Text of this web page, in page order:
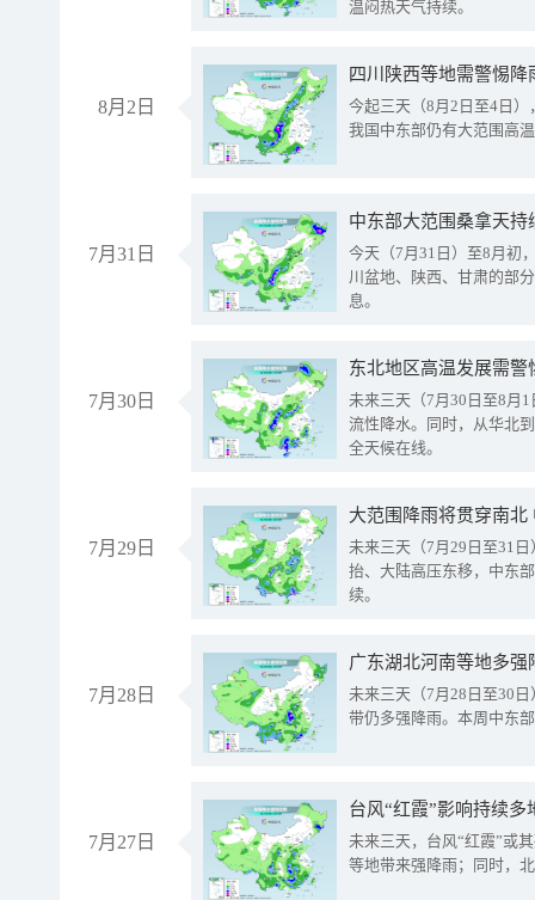
温闷热天气持续。
8月2日
今起三天（8月2日至4日
我国中东部仍有大范围高
7月31日
中东部大范围桑拿天
今天（7月31日）至8月初
川盆地、陕西、甘肃的部
息。
7月30日
东北地区高温发展需
未来三天（7月30日至8月
流性降水。同时，从华北
全天候在线。
7月29日
大范围降雨将贯穿南
未来三天（7月29日至31
抬、大陆高压东移，中东
续。
7月28日
广东湖北河南等地多
未来三天（7月28日至30
带仍多强降雨。本周中东
7月27日
台风“红霞”影响持续
未来三天，台风“红霞”或
等地带来强降雨；同时，